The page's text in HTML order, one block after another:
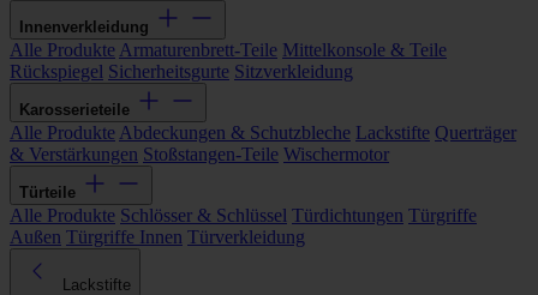
Innenverkleidung
Alle Produkte Armaturenbrett-Teile Mittelkonsole & Teile
Rückspiegel Sicherheitsgurte Sitzverkleidung
Karosserieteile
Alle Produkte Abdeckungen & Schutzbleche Lackstifte Querträger
& Verstärkungen Stoßstangen-Teile Wischermotor
Türteile
Alle Produkte Schlösser & Schlüssel Türdichtungen Türgriffe
Außen Türgriffe Innen Türverkleidung
Lackstifte